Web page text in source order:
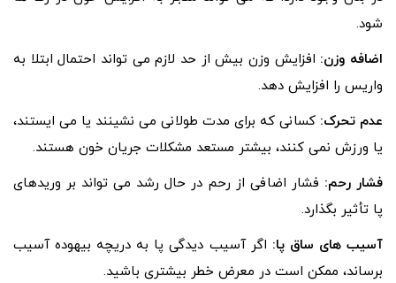
شود.
اضافه وزن: افزایش وزن بیش از حد لازم می تواند احتمال ابتلا به
واریس را افزایش دهد.
عدم تحرک: کسانی که برای مدت طولانی می نشینند یا می ایستند،
یا ورزش نمی کنند، بیشتر مستعد مشکلات جریان خون هستند.
فشار رحم: فشار اضافی از رحم در حال رشد می تواند بر وریدهای
پا تأثیر بگذارد.
آسیب های ساق پا: اگر آسیب دیدگی پا به دریچه بیهوده آسیب
برساند، ممکن است در معرض خطر بیشتری باشید.